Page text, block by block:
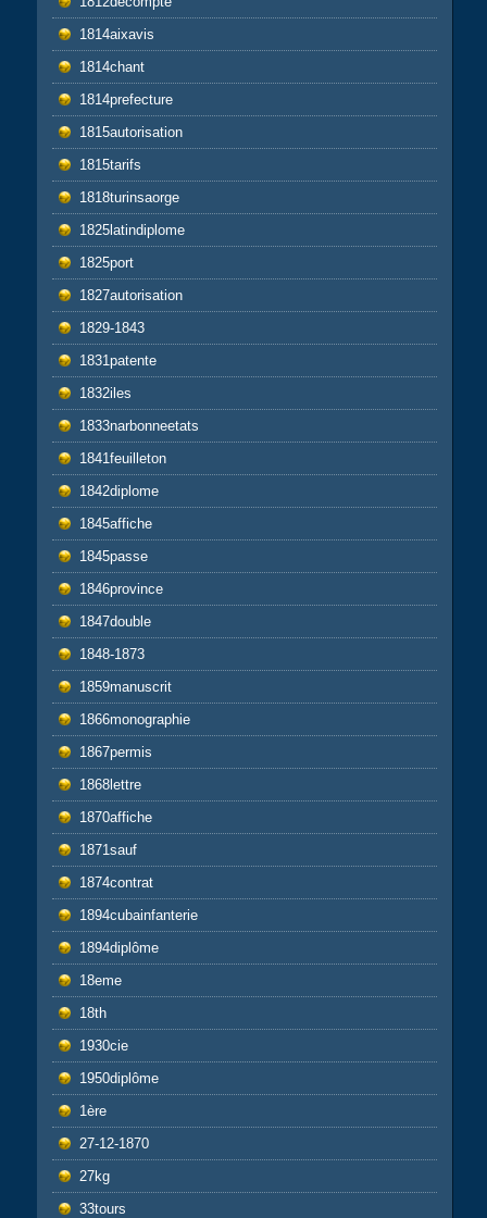
1814aixavis
1814chant
1814prefecture
1815autorisation
1815tarifs
1818turinsaorge
1825latindiplome
1825port
1827autorisation
1829-1843
1831patente
1832iles
1833narbonneetats
1841feuilleton
1842diplome
1845affiche
1845passe
1846province
1847double
1848-1873
1859manuscrit
1866monographie
1867permis
1868lettre
1870affiche
1871sauf
1874contrat
1894cubainfanterie
1894diplôme
18eme
18th
1930cie
1950diplôme
1ère
27-12-1870
27kg
33tours